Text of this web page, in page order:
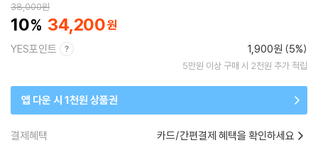
38,000원
10 34,200
YES포인트 1,900원 (5%)
5만원 이상 구매 시 2천원 추가 적립
앱 다운 시 1천원 상품권
결제혜택 카드/간편결제 혜택을 확인하세요